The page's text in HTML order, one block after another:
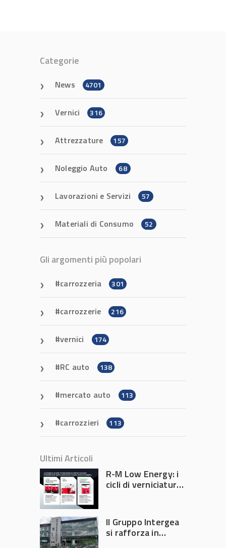
Categorie
News 4701
Vernici 316
Attrezzature 157
Noleggio Auto 68
Lavorazioni e Servizi 57
Materiali di Consumo 52
Gli argomenti più popolari
carrozzeria 301
carrozzerie 216
vernici 174
RC auto 138
mercato auto 113
carrozzieri 113
Ultimi Articoli
R-M Low Energy: i
cicli di verniciatura
tempi e costi in
carrozzeria
Il Gruppo Intergea
si rafforza in